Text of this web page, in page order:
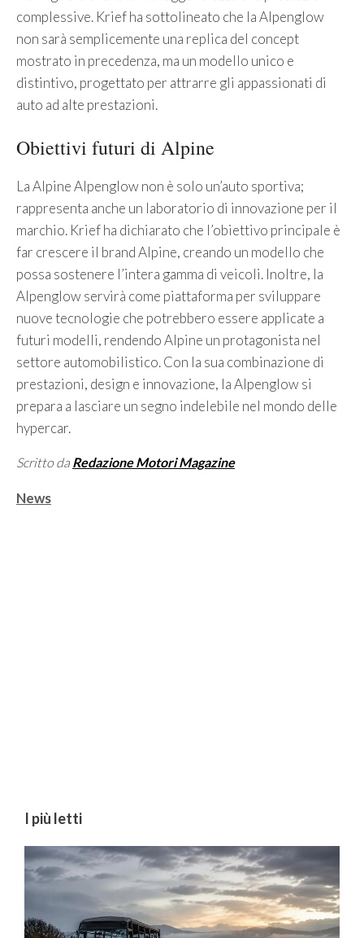
complessive. Krief ha sottolineato che la Alpenglow
non sarà semplicemente una replica del concept
mostrato in precedenza, ma un modello unico e
distintivo, progettato per attrarre gli appassionati di
auto ad alte prestazioni.
Obiettivi futuri di Alpine
La Alpine Alpenglow non è solo un’auto sportiva;
rappresenta anche un laboratorio di innovazione per il
marchio. Krief ha dichiarato che l’obiettivo principale è
far crescere il brand Alpine, creando un modello che
possa sostenere l’intera gamma di veicoli. Inoltre, la
Alpenglow servirà come piattaforma per sviluppare
nuove tecnologie che potrebbero essere applicate a
futuri modelli, rendendo Alpine un protagonista nel
settore automobilistico. Con la sua combinazione di
prestazioni, design e innovazione, la Alpenglow si
prepara a lasciare un segno indelebile nel mondo delle
hypercar.
Scritto da Redazione Motori Magazine
Categorie
News
I più letti